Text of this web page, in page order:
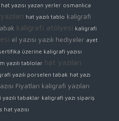
hat yazısı yazan yerler osmanlıca
hat yazılı tablo kaligrafi
kaligrafi atölyesi kaligrafi
el yazısı yazılı hediyeler ayet
üzerine kaligrafi yazısı
yazılı tablolar hat yazıları
yazılı porselen tabak hat yazı
Fiyatları kaligrafi yazıları
tabaklar kaligrafi yazı sipariş
hat yazısı